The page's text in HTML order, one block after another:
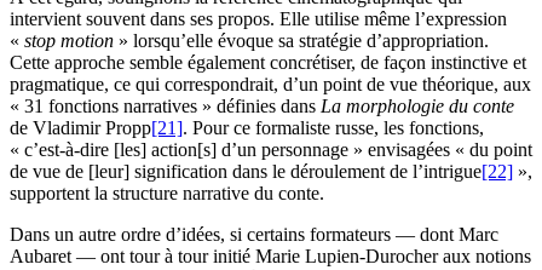
intervient souvent dans ses propos. Elle utilise même l’expression
« stop motion » lorsqu’elle évoque sa stratégie d’appropriation.
Cette approche semble également concrétiser, de façon instinctive et
pragmatique, ce qui correspondrait, d’un point de vue théorique, aux
« 31 fonctions narratives » définies dans La morphologie du conte
de Vladimir Propp[21]. Pour ce formaliste russe, les fonctions,
« c’est-à-dire [les] action[s] d’un personnage » envisagées « du point
de vue de [leur] signification dans le déroulement de l’intrigue[22] »,
supportent la structure narrative du conte.
Dans un autre ordre d’idées, si certains formateurs — dont Marc
Aubaret — ont tour à tour initié Marie Lupien-Durocher aux notions